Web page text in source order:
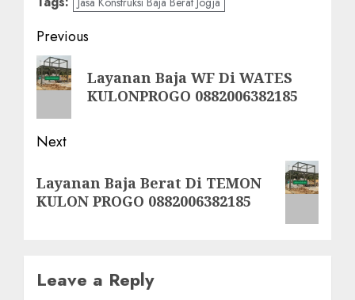
Post
navigation
Previous
Previous
post:
Layanan Baja WF Di WATES
KULONPROGO 0882006382185
Next
post:
Layanan Baja Berat Di TEMON
KULON PROGO 0882006382185
Leave a Reply